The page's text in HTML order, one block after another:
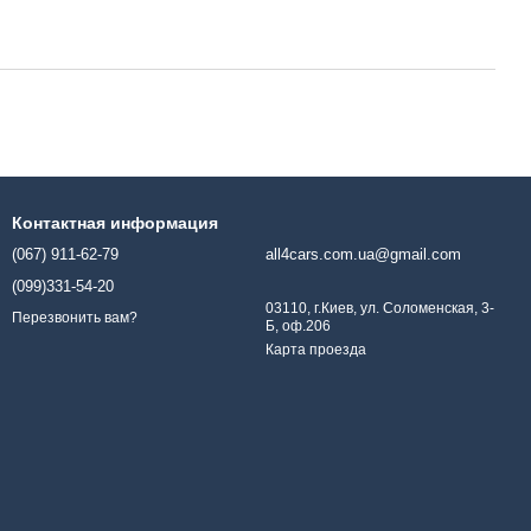
Контактная информация
(067) 911-62-79
(099)331-54-20
Перезвонить вам?
all4cars.com.ua@gmail.com
03110, г.Киев, ул. Соломенская, 3-
Б, оф.206
Карта проезда